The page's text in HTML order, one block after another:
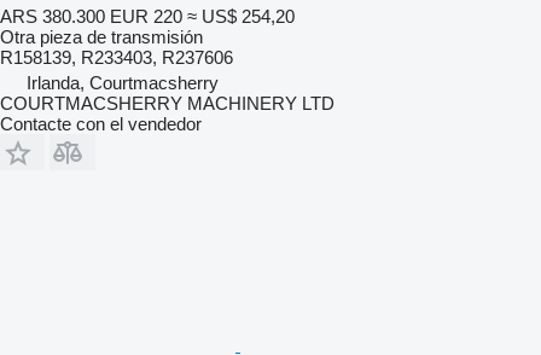
ARS 380.300 EUR 220 ≈ US$ 254,20
Otra pieza de transmisión
R158139, R233403, R237606
Irlanda, Courtmacsherry
COURTMACSHERRY MACHINERY LTD
Contacte con el vendedor